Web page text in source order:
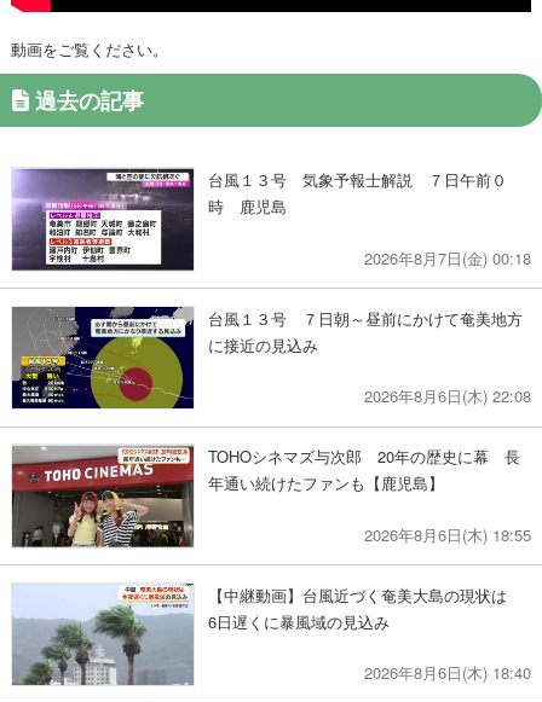
動画をご覧ください。
過去の記事
台風１３号 気象予報士解説 ７日午前０
時 鹿児島
2026年8月7日(金) 00:18
台風１３号 ７日朝～昼前にかけて奄美地方
に接近の見込み
2026年8月6日(木) 22:08
TOHOシネマズ与次郎 20年の歴史に幕 長
年通い続けたファンも【鹿児島】
2026年8月6日(木) 18:55
【中継動画】台風近づく奄美大島の現状は
6日遅くに暴風域の見込み
2026年8月6日(木) 18:40